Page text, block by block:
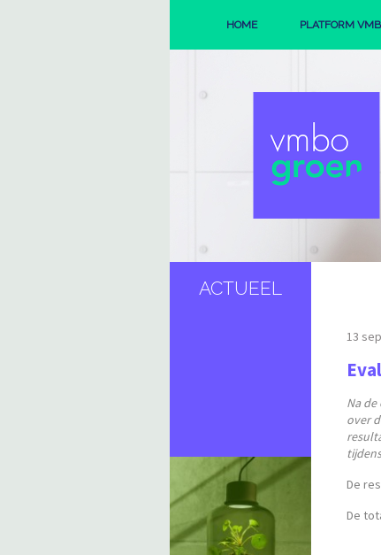
HOME PLATFORM
REGIO'S
ACTUEEL
13
Na
over
De
De